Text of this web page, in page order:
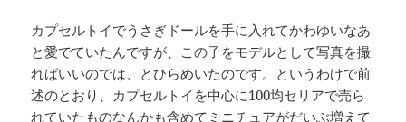
カプセルトイでうさぎドールを手に入れてかわゆいなあ
と愛でていたんですが、この子をモデルとして写真を撮
ればいいのでは、とひらめいたのです。というわけで前
述のとおり、カプセルトイを中心に100均セリアで売ら
れていたものなんかも含めてミニチュアがだいぶ増えて